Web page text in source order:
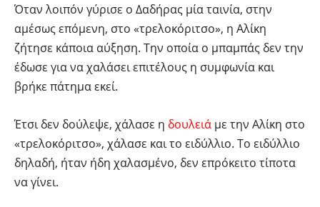
Όταν λοιπόν γύρισε ο Δαδήρας μία ταινία, στην
αμέσως επόμενη, στο «τρελοκόριτσο», η Αλίκη
ζήτησε κάποια αύξηση. Την οποία ο μπαμπάς δεν την
έδωσε για να χαλάσει επιτέλους η συμφωνία και
βρήκε πάτημα εκεί.
Έτσι δεν δούλεψε, χάλασε η δουλειά με την Αλίκη στο
«τρελοκόριτσο», χάλασε και το ειδύλλιο. Το ειδύλλιο
δηλαδή, ήταν ήδη χαλασμένο, δεν επρόκειτο τίποτα
να γίνει.